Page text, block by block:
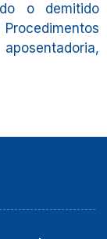
o demitido